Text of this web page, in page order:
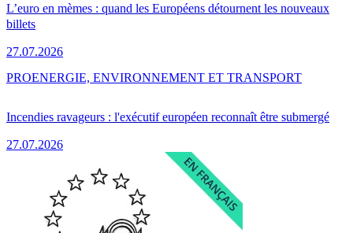
L’euro en mèmes : quand les Européens détournent les nouveaux
billets
27.07.2026
Incendies ravageurs : l'exécutif européen reconnaît être submergé
27.07.2026
PROENERGIE, ENVIRONNEMENT ET TRANSPORT